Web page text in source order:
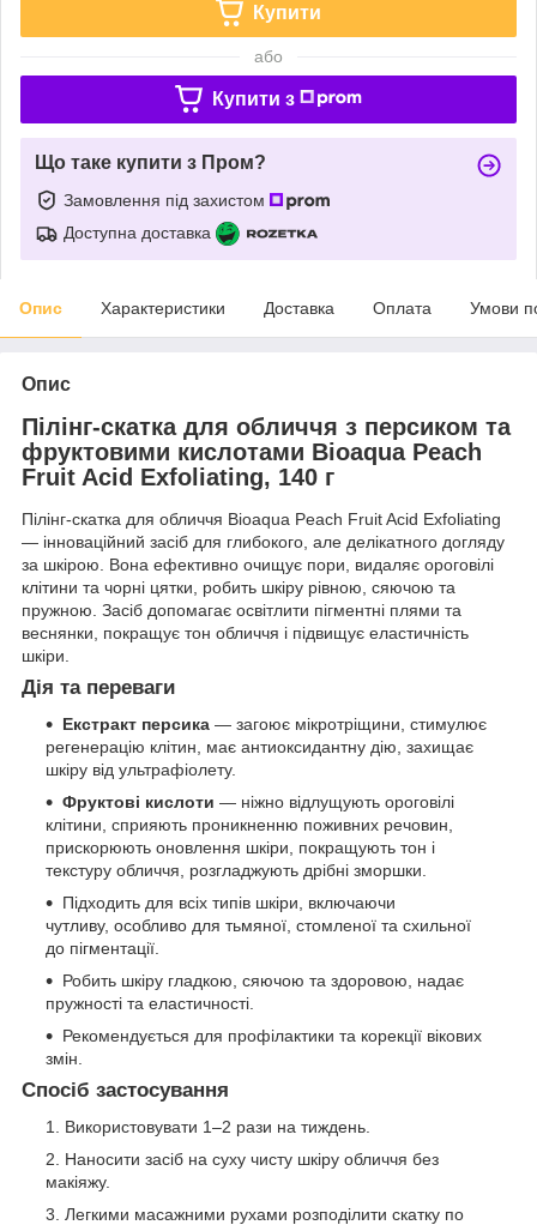
Купити
або
Купити з
Що таке купити з Пром?
Замовлення під захистом
Доступна доставка
Опис Характеристики Доставка Оплата Умови
Опис
Пілінг-скатка для обличчя з персиком та
фруктовими кислотами Bioaqua Peach
Fruit Acid Exfoliating, 140 г
Пілінг-скатка для обличчя Bioaqua Peach Fruit Acid Exfoliating
— інноваційний засіб для глибокого, але делікатного догляду
за шкірою. Вона ефективно очищує пори, видаляє ороговілі
клітини та чорні цятки, робить шкіру рівною, сяючою та
пружною. Засіб допомагає освітлити пігментні плями та
веснянки, покращує тон обличчя і підвищує еластичність
шкіри.
Дія та переваги
Екстракт персика — загоює мікротріщини, стимулює
регенерацію клітин, має антиоксидантну дію, захищає
шкіру від ультрафіолету.
Фруктові кислоти — ніжно відлущують ороговілі
клітини, сприяють проникненню поживних речовин,
прискорюють оновлення шкіри, покращують тон і
текстуру обличчя, розгладжують дрібні зморшки.
Підходить для всіх типів шкіри, включаючи
чутливу, особливо для тьмяної, стомленої та схильної
до пігментації.
Робить шкіру гладкою, сяючою та здоровою, надає
пружності та еластичності.
Рекомендується для профілактики та корекції вікових
змін.
Спосіб застосування
Використовувати 1–2 рази на тиждень.
Наносити засіб на суху чисту шкіру обличчя без
макіяжу.
Легкими масажними рухами розподілити скатку по